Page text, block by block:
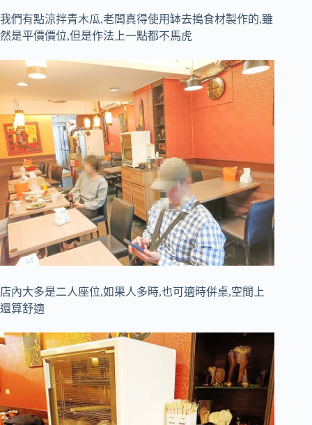
我們有點涼拌青木瓜,老闆真得使用缽去搗食材製作的,雖
然是平價價位,但是作法上一點都不馬虎
店內大多是二人座位,如果人多時,也可適時併桌,空間上
還算舒適